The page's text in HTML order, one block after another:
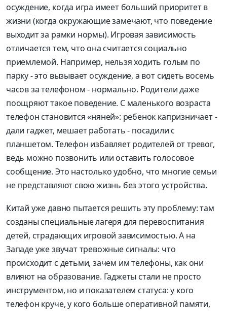
осуждение, когда игра имеет больший приоритет в
жизни (когда окружающие замечают, что поведение
выходит за рамки нормы). Игровая зависимость
отличается тем, что она считается социально
приемлемой. Например, нельзя ходить голым по
парку - это вызывает осуждение, а вот сидеть восемь
часов за телефоном - нормально. Родители даже
поощряют такое поведение. С маленького возраста
телефон становится «няней»: ребенок капризничает -
дали гаджет, мешает работать - посадили с
планшетом. Телефон избавляет родителей от тревог,
ведь можно позвонить или оставить голосовое
сообщение. Это настолько удобно, что многие семьи
не представляют свою жизнь без этого устройства.
Китай уже давно пытается решить эту проблему: там
созданы специальные лагеря для перевоспитания
детей, страдающих игровой зависимостью. А на
Западе уже звучат тревожные сигналы: что
происходит с детьми, зачем им телефоны, как они
влияют на образование. Гаджеты стали не просто
инструментом, но и показателем статуса: у кого
телефон круче, у кого больше оперативной памяти,